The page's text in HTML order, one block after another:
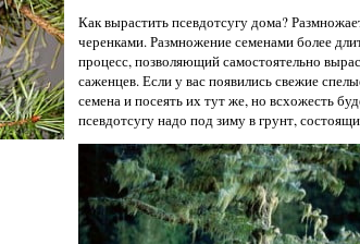
Как вырастить псевдотсугу дома?
черенками. Размножение семенами более
процесс, позволяющий самостоятельно
саженцев. Если у вас появились свежие
семена и посеять их тут же, но всхожесть
псевдотсугу надо под зиму в грунт,